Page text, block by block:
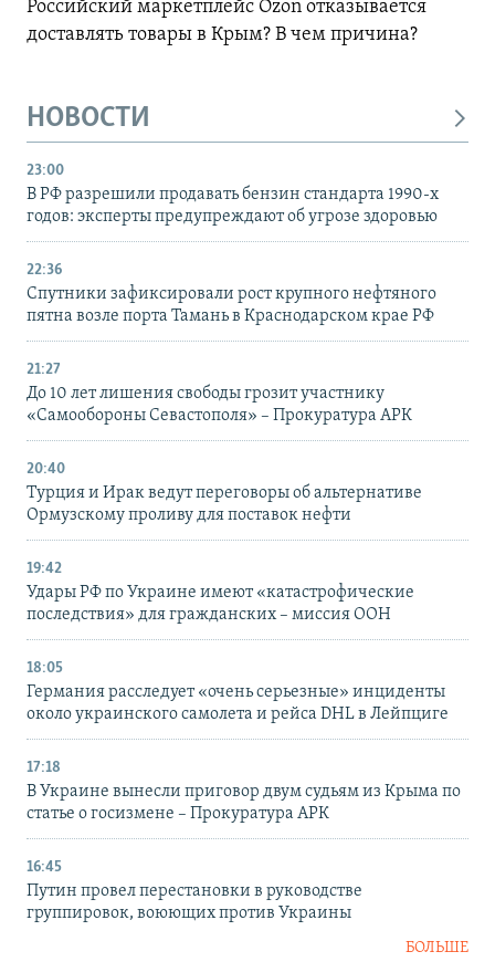
Российский маркетплейс Ozon отказывается
доставлять товары в Крым? В чем причина?
НОВОСТИ
23:00
В РФ разрешили продавать бензин стандарта 1990-х
годов: эксперты предупреждают об угрозе здоровью
22:36
Спутники зафиксировали рост крупного нефтяного
пятна возле порта Тамань в Краснодарском крае РФ
21:27
До 10 лет лишения свободы грозит участнику
«Самообороны Севастополя» – Прокуратура АРК
20:40
Турция и Ирак ведут переговоры об альтернативе
Ормузскому проливу для поставок нефти
19:42
Удары РФ по Украине имеют «катастрофические
последствия» для гражданских – миссия ООН
18:05
Германия расследует «очень серьезные» инциденты
около украинского самолета и рейса DHL в Лейпциге
17:18
В Украине вынесли приговор двум судьям из Крыма по
статье о госизмене – Прокуратура АРК
16:45
Путин провел перестановки в руководстве
группировок, воюющих против Украины
БОЛЬШЕ